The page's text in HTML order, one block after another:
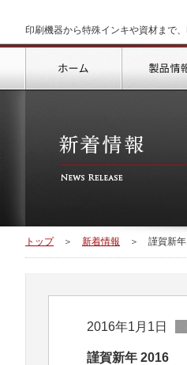
印刷機器から特殊インキや資材まで
トップ
トップ ＞ 新着情報 ＞ 謹賀新
2016年1月1日
謹賀新年 2016